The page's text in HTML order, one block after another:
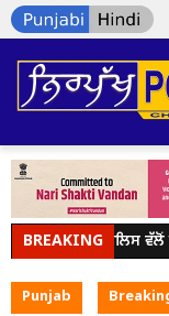
BREAKING
ਜਲੰਧਰ ਪੁਲਿਸ ਵੱਲੋਂ
Punjab